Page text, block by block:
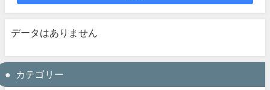
データはありません
カテゴリー